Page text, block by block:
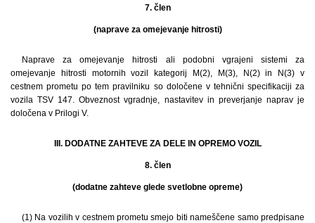
7. člen
(naprave za omejevanje hitrosti)
Naprave za omejevanje hitrosti ali podobni vgrajeni sistemi za
omejevanje hitrosti motornih vozil kategorij M(2), M(3), N(2) in N(3) v
cestnem prometu po tem pravilniku so določene v tehnični specifikaciji za
vozila TSV 147. Obveznost vgradnje, nastavitev in preverjanje naprav je
določena v Prilogi V.
III. DODATNE ZAHTEVE ZA DELE IN OPREMO VOZIL
8. člen
(dodatne zahteve glede svetlobne opreme)
(1) Na vozilih v cestnem prometu smejo biti nameščene samo predpisane